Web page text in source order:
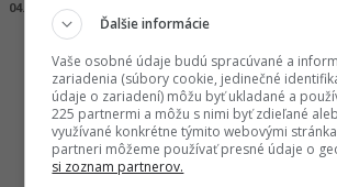
04.06.2018, 10:00
Načitať viac
Ďalšie informácie
Vaše osobné údaje budú spracúvané a
zariadenia (súbory cookie, jedinečné
údaje o zariadení) môžu byť ukladané a
225 partnermi a môžu s nimi byť zdieľané
využívané konkrétne týmito webovými
partneri môžeme používať presné údaje o
si zoznam partnerov.